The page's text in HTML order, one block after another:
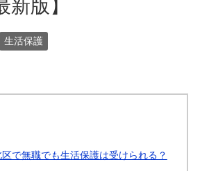
新版】
生活保護
で無職でも生活保護は受けられる？